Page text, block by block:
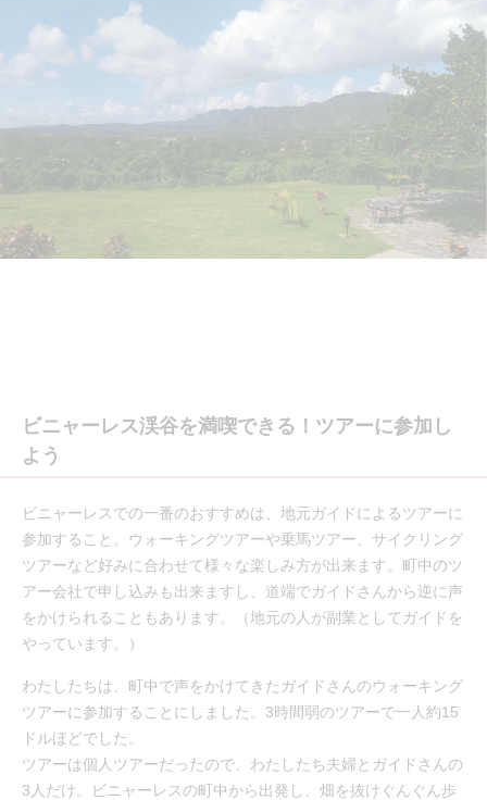
ビニャーレス渓谷を満喫できる！ツアーに参加し
よう
ビニャーレスでの一番のおすすめは、地元ガイドによるツアーに
参加すること。ウォーキングツアーや乗馬ツアー、サイクリング
ツアーなど好みに合わせて様々な楽しみ方が出来ます。町中のツ
アー会社で申し込みも出来ますし、道端でガイドさんから逆に声
をかけられることもあります。（地元の人が副業としてガイドを
やっています。）
わたしたちは、町中で声をかけてきたガイドさんのウォーキング
ツアーに参加することにしました。3時間弱のツアーで一人約15
ドルほどでした。
ツアーは個人ツアーだったので、わたしたち夫婦とガイドさんの
3人だけ。ビニャーレスの町中から出発し、畑を抜けぐんぐん歩